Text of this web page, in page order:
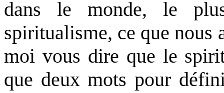
dans le monde, le
spiritualisme, ce que nous
moi vous dire que le
que deux mots pour